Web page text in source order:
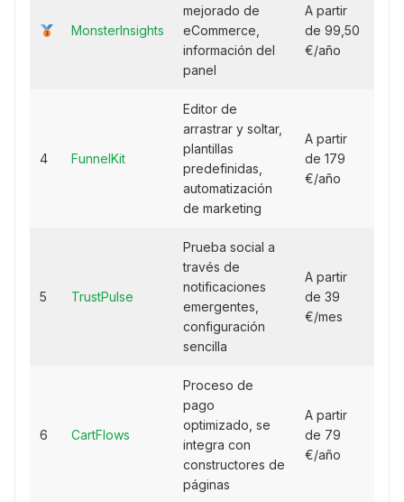
MonsterInsights
mejorado de
eCommerce,
información del
panel
A partir
de 99,50
€/año
4 FunnelKit
Editor de
arrastrar y soltar,
plantillas
predefinidas,
automatización
de marketing
A partir
de 179
€/año
5 TrustPulse
Prueba social a
través de
notificaciones
emergentes,
configuración
sencilla
A partir
de 39
€/mes
6 CartFlows
Proceso de
pago
optimizado, se
integra con
constructores de
páginas
A partir
de 79
€/año